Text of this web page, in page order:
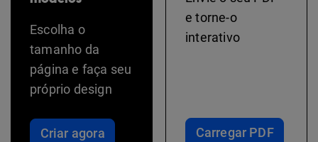
Escolha o
tamanho da
página e faça seu
próprio design
Criar agora
e torne-o
interativo
Carregar PDF